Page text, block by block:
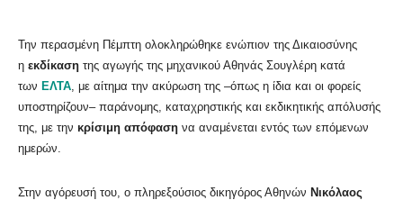
Την περασμένη Πέμπτη ολοκληρώθηκε ενώπιον της Δικαιοσύνης
η εκδίκαση της αγωγής της μηχανικού Αθηνάς Σουγλέρη κατά
των ΕΛΤΑ, με αίτημα την ακύρωση της –όπως η ίδια και οι φορείς
υποστηρίζουν– παράνομης, καταχρηστικής και εκδικητικής απόλυσής
της, με την κρίσιμη απόφαση να αναμένεται εντός των επόμενων
ημερών.
Στην αγόρευσή του, ο πληρεξούσιος δικηγόρος Αθηνών Νικόλαος